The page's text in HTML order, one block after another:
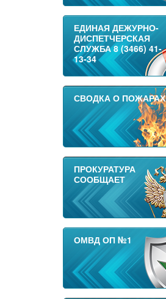
ЕДИНАЯ ДЕЖУРНО-
ДИСПЕТЧЕРСКАЯ
СЛУЖБА 8 (3466) 41-
13-34
СВОДКА О ПОЖАРАХ
ПРОКУРАТУРА
СООБЩАЕТ
ОМВД ОП №1